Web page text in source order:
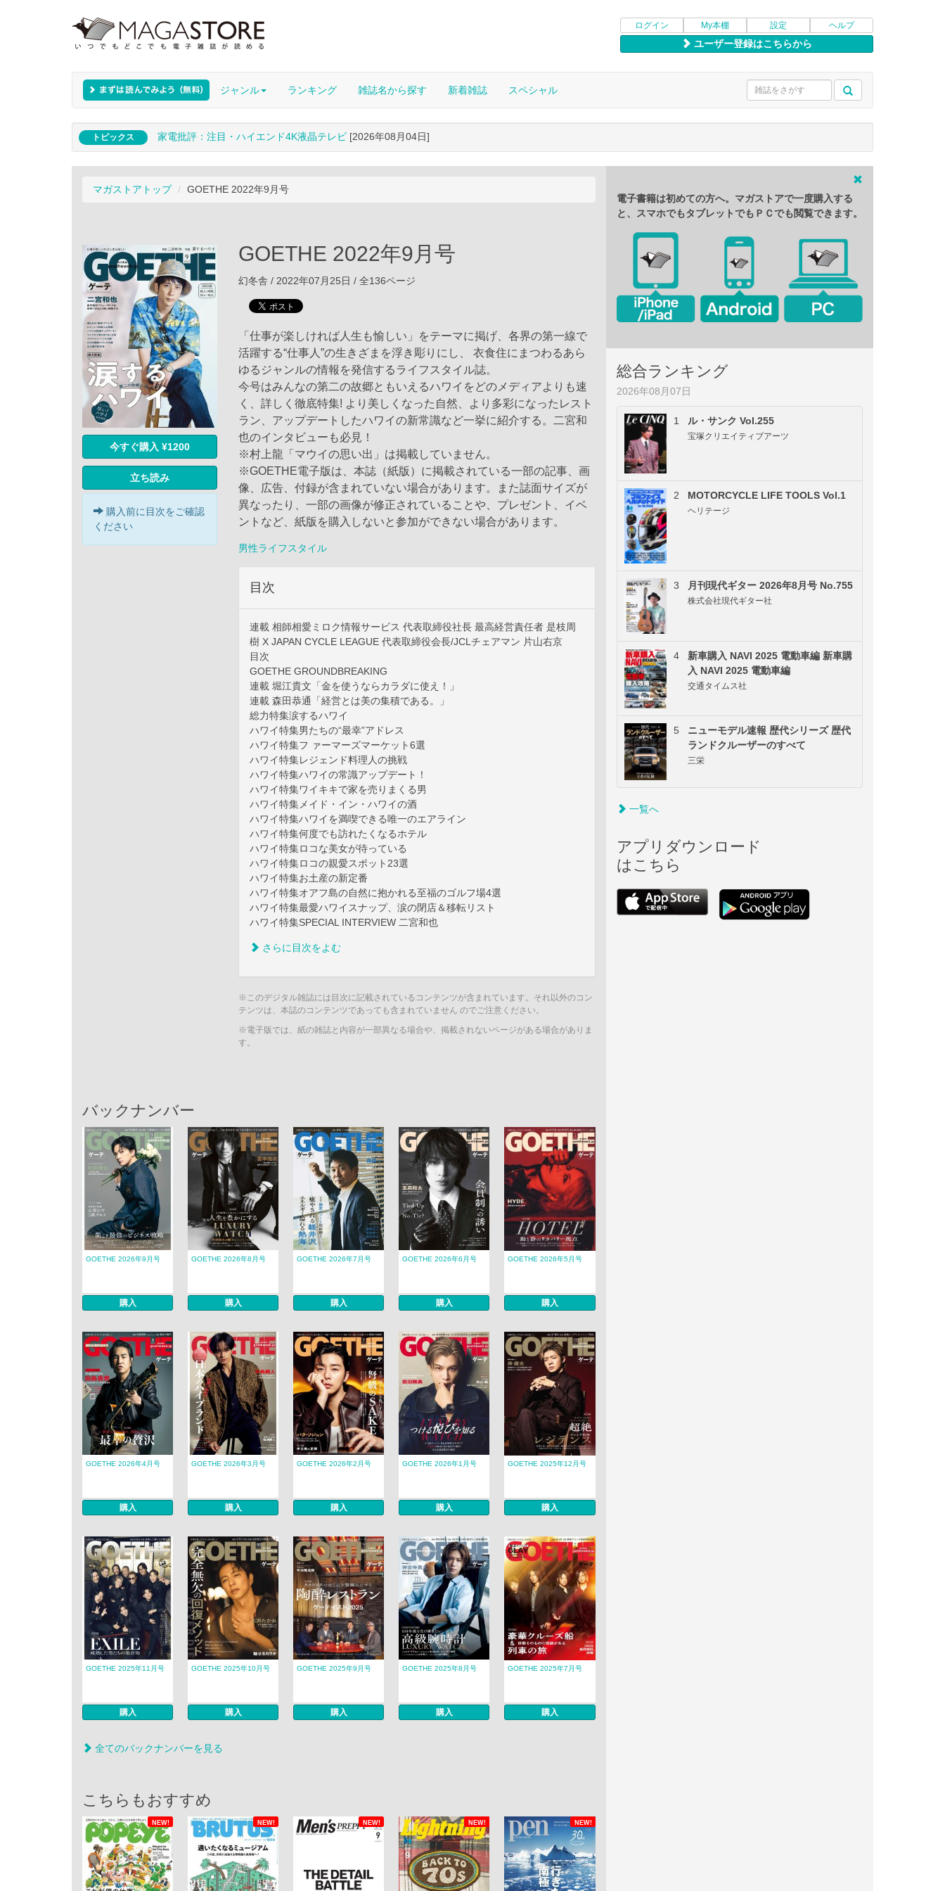
ログイン My本棚 設定 ヘルプ
ユーザー登録はこちらから
ジャンル ランキング 雑誌名から探す 新着雑誌 スペシャル
トピックス 家電批評：注目・ハイエンド4K液晶テレビ [2026年08月04日]
マガストアトップ GOETHE 2022年9月号
今すぐ購入 ¥1200
立ち読み
購入前に目次をご確認
ください
GOETHE 2022年9月号
幻冬舎 / 2022年07月25日 / 全136ページ
「仕事が楽しければ人生も愉しい」をテーマに掲げ、各界の第一線で
活躍する“仕事人”の生きざまを浮き彫りにし、 衣食住にまつわるあら
ゆるジャンルの情報を発信するライフスタイル誌。
今号はみんなの第二の故郷ともいえるハワイをどのメディアよりも速
く、詳しく徹底特集! より美しくなった自然、より多彩になったレスト
ラン、アップデートしたハワイの新常識など一挙に紹介する。二宮和
也のインタビューも必見！
※村上龍「マウイの思い出」は掲載していません。
※GOETHE電子版は、本誌（紙版）に掲載されている一部の記事、画
像、広告、付録が含まれていない場合があります。また誌面サイズが
異なったり、一部の画像が修正されていることや、プレゼント、イベ
ントなど、紙版を購入しないと参加ができない場合があります。
男性ライフスタイル
目次
連載 相師相愛ミロク情報サービス 代表取締役社長 最高経営責任者 是枝周
樹 X JAPAN CYCLE LEAGUE 代表取締役会長/JCLチェアマン 片山右京
目次
GOETHE GROUNDBREAKING
連載 堀江貴文「金を使うならカラダに使え！」
連載 森田恭通「経営とは美の集積である。」
総力特集涙するハワイ
ハワイ特集男たちの“最幸”アドレス
ハワイ特集フ ァーマーズマーケット6選
ハワイ特集レジェンド料理人の挑戦
ハワイ特集ハワイの常識アップデート！
ハワイ特集ワイキキで家を売りまくる男
ハワイ特集メイド・イン・ハワイの酒
ハワイ特集ハワイを満喫できる唯一のエアライン
ハワイ特集何度でも訪れたくなるホテル
ハワイ特集ロコな美女が待っている
ハワイ特集ロコの親愛スポット23選
ハワイ特集お土産の新定番
ハワイ特集オアフ島の自然に抱かれる至福のゴルフ場4選
ハワイ特集最愛ハワイスナップ、涙の閉店＆移転リスト
ハワイ特集SPECIAL INTERVIEW 二宮和也
さらに目次をよむ
※このデジタル雑誌には目次に記載されているコンテンツが含まれています。それ以外のコン
テンツは、本誌のコンテンツであっても含まれていません のでご注意ください。
※電子版では、紙の雑誌と内容が一部異なる場合や、掲載されないページがある場合がありま
す。
バックナンバー
GOETHE 2026年9月号
購入
GOETHE 2026年8月号
購入
GOETHE 2026年7月号
購入
GOETHE 2026年6月号
購入
GOETHE 2026年5月号
購入
GOETHE 2026年4月号
購入
GOETHE 2026年3月号
購入
GOETHE 2026年2月号
購入
GOETHE 2026年1月号
購入
GOETHE 2025年12月号
購入
GOETHE 2025年11月号
購入
GOETHE 2025年10月号
購入
GOETHE 2025年9月号
購入
GOETHE 2025年8月号
購入
GOETHE 2025年7月号
購入
全てのバックナンバーを見る
こちらもおすすめ
NEW! NEW! NEW! NEW! NEW!
電子書籍は初めての方へ。マガストアで一度購入する
と、スマホでもタブレットでもＰＣでも閲覧できます。
総合ランキング
2026年08月07日
1 ル・サンク Vol.255
宝塚クリエイティブアーツ
2 MOTORCYCLE LIFE TOOLS Vol.1
ヘリテージ
3 月刊現代ギター 2026年8月号 No.755
株式会社現代ギター社
4
新車購入 NAVI 2025 電動車編 新車購
入 NAVI 2025 電動車編
交通タイムス社
5
ニューモデル速報 歴代シリーズ 歴代
ランドクルーザーのすべて
三栄
一覧へ
アプリダウンロード
はこちら